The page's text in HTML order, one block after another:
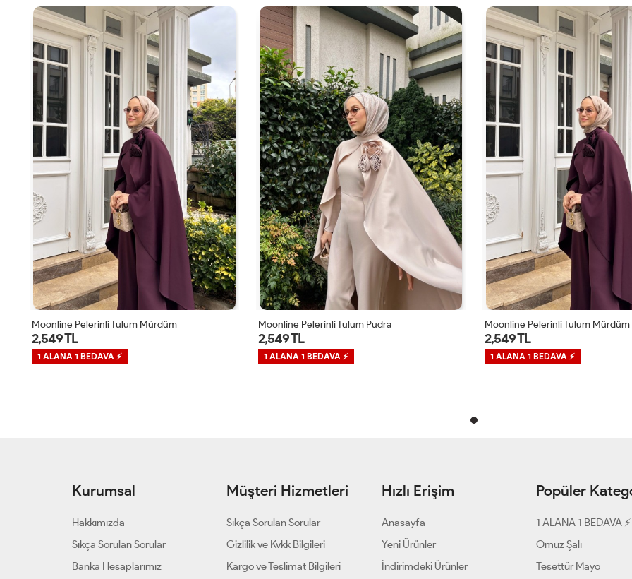
Moonline Pelerinli Tulum Pudra
2,549 TL
1 ALANA 1 BEDAVA ⚡
Moonline Pelerinli Tulum Mürdüm
2,549 TL
1 ALANA 1 BEDAVA ⚡
Moonline Pelerinli Tulum Pudra
2,549 TL
1 ALANA 1 BEDAVA ⚡
Kurumsal
Hakkımızda
Sıkça Sorulan Sorular
Banka Hesaplarımız
Müşteri Hizmetleri
Sıkça Sorulan Sorular
Gizlilik ve Kvkk Bilgileri
Kargo ve Teslimat Bilgileri
Hızlı Erişim
Anasayfa
Yeni Ürünler
İndirimdeki Ürünler
Popüler
1 ALANA 1 BEDAVA ⚡
Omuz Şalı
Tesettür Mayo